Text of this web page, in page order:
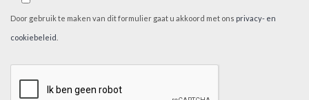
Door gebruik te maken van dit formulier gaat u akkoord met ons privacy- en
cookiebeleid